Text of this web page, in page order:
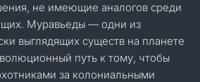
не имеющие аналогов среди
Муравьеды — одни из
выглядящих существ на планете
путь к тому, чтобы
за колониальными